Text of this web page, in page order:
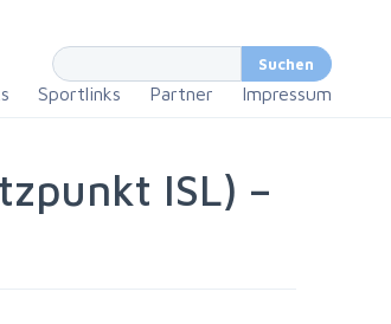
Sportlinks Partner Impressum
ISL) –